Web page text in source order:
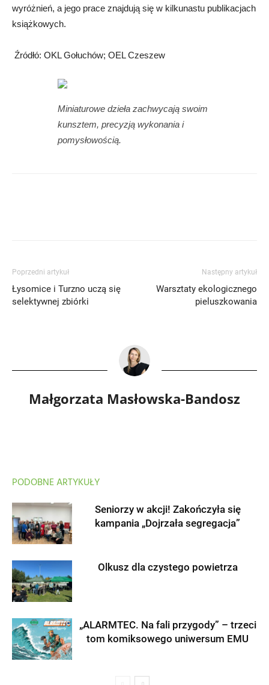
wyróżnień, a jego prace znajdują się w kilkunastu publikacjach
książkowych.
Źródłó: OKL Gołuchów; OEL Czeszew
Miniaturowe dzieła zachwycają swoim
kunsztem, precyzją wykonania i
pomysłowością.
Poprzedni artykuł
Łysomice i Turzno uczą się
selektywnej zbiórki
Następny artykuł
Warsztaty ekologicznego
pieluszkowania
Małgorzata Masłowska-Bandosz
PODOBNE ARTYKUŁY
Seniorzy w akcji! Zakończyła się
kampania „Dojrzała segregacja”
Olkusz dla czystego powietrza
„ALARMTEC. Na fali przygody” – trzeci
tom komiksowego uniwersum EMU